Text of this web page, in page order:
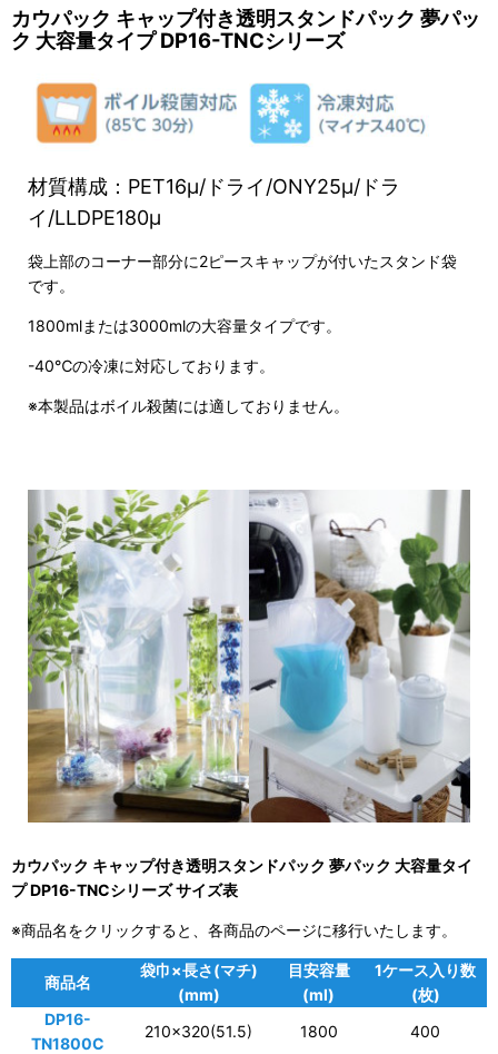
カウパック キャップ付き透明スタンドパック 夢パッ
ク 大容量タイプ DP16-TNCシリーズ
材質構成：PET16μ/ドライ/ONY25μ/ドラ
イ/LLDPE180μ
袋上部のコーナー部分に2ピースキャップが付いたスタンド袋
です。
1800mlまたは3000mlの大容量タイプです。
-40℃の冷凍に対応しております。
※本製品はボイル殺菌には適しておりません。
カウパック キャップ付き透明スタンドパック 夢パック 大容量タイ
プ DP16-TNCシリーズ サイズ表
※商品名をクリックすると、各商品のページに移行いたします。
商品名
袋巾×長さ(マチ)
(mm)
目安容量
(ml)
1ケース入り数
(枚)
DP16-
TN1800C
210×320(51.5) 1800
400